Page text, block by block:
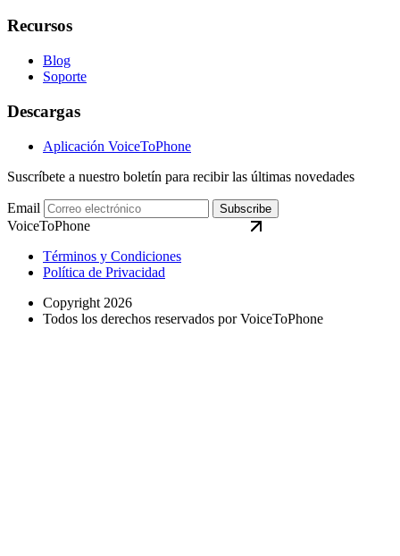
Recursos
Blog
Soporte
Descargas
Aplicación VoiceToPhone
Suscríbete a nuestro boletín para recibir las últimas novedades
Email Subscribe
VoiceToPhone
Términos y Condiciones
Política de Privacidad
Copyright 2026
Todos los derechos reservados por VoiceToPhone